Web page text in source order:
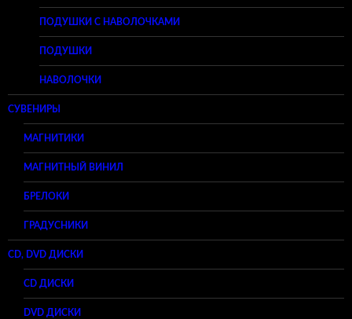
ПОДУШКИ С НАВОЛОЧКАМИ
ПОДУШКИ
НАВОЛОЧКИ
СУВЕНИРЫ
МАГНИТИКИ
МАГНИТНЫЙ ВИНИЛ
БРЕЛОКИ
ГРАДУСНИКИ
CD, DVD ДИСКИ
CD ДИСКИ
DVD ДИСКИ